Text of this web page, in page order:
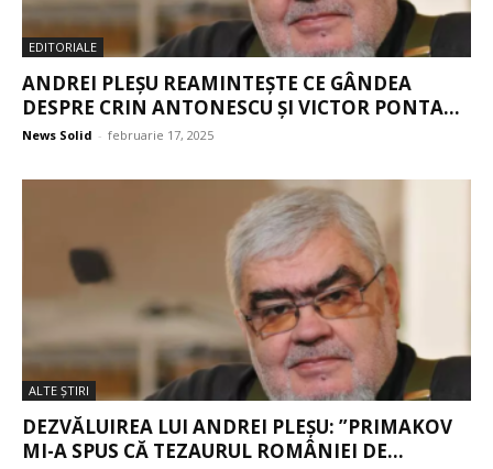
EDITORIALE
ANDREI PLEȘU REAMINTEȘTE CE GÂNDEA
DESPRE CRIN ANTONESCU ȘI VICTOR PONTA...
News Solid - februarie 17, 2025
ALTE ŞTIRI
DEZVĂLUIREA LUI ANDREI PLEȘU: ”PRIMAKOV
MI-A SPUS CĂ TEZAURUL ROMÂNIEI DE...